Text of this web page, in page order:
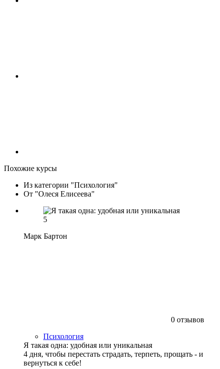
Похожие курсы
Из категории "Психология"
От "Олеся Елисеева"
5
Марк Бартон
0 отзывов
Психология
Я такая одна: удобная или уникальная
4 дня, чтобы перестать страдать, терпеть, прощать - и
вернуться к себе!